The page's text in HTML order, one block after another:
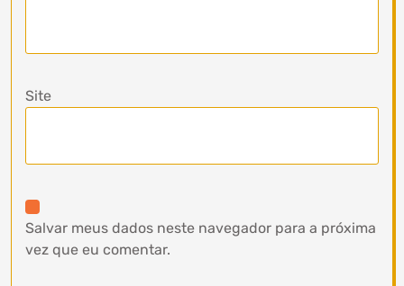
Site
Salvar meus dados neste navegador para a próxima
vez que eu comentar.